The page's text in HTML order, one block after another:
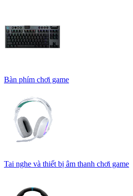
Bàn phím chơi game
Tai nghe và thiết bị âm thanh chơi game